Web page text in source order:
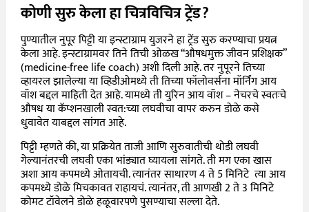
कोणी सुरु केला हा चित्रविचित्र ट्रेंड?
पुण्यातील नुपूर पिट्टी या इन्स्टाग्राम युजरने हा ट्रेंड सुरु करण्याचा प्रयत्न
केला आहे. इन्स्टाग्रामवर तिने तिची ओळख “औषधमुक्त जीवन प्रशिक्षक”
(medicine-free life coach) अशी दिली आहे. तर नुपूरने तिच्या
व्हायरल झालेल्या या व्हिडीओमध्ये ती तिच्या फॉलोवर्सना मॉर्निंग आय
वॉश बद्दल माहिती देत आहे. यामध्ये तीयुरिन आय वॉश – नेचरचे स्वतःचे
औषध या कॅप्शनखाली स्वत:च्या लघवीचा वापर करुन डोळे कसे
धुवावेत याबद्दल सांगत आहे.
पिट्टी म्हणते की, या प्रक्रियेत ताजी आणि सुरुवातीची थोडी लघवी
गेल्यानंतरची लघवी एका भांड्यात घ्यायला सांगते. ती मग एका खास
अशा आय कपमध्ये ओतायची. त्यानंतर साधारण 4 ते 5 मिनिटे त्या आय
कपमध्ये डोळे मिचकावत राहायचं. त्यानंतर, ती आणखी 2 ते 3 मिनिटे
कोमट टॉवेलने डोळे हळूवारपणे पुसण्याचा सल्ला देते.